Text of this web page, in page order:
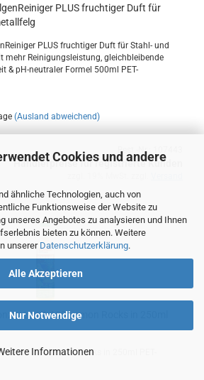
Cookies und andere
ähnliche Technologien, auch von
Funktionsweise der Website zu
unseres Angebotes zu analysieren und Ihnen
bieten zu können. Weitere
unserer Datenschutzerklärung.
Alle Akzeptieren
Nur Notwendige
Informationen
PLUS fruch­ti­ger Duft für
PLUS fruch­ti­ger Duft für Stahl-​ und
mehr Rei­ni­gungs­leis­tung, gleich­blei­ben­de
& pH-​neutraler For­mel 500ml PET-​
(Ausland abweichend)
Best.-Nr.: 107443
Händlerpreise für registrierte Kunden
1:100 Lemon Rocks in 250ml
1:100 Lemon Rocks in 250ml PET-​